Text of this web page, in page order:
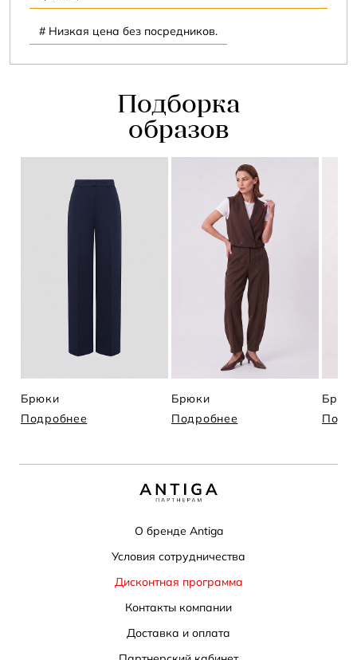
Низкая цена без посредников.
Подборка
образов
Брюки
Подробнее
Брюки
Подробнее
О бренде Antiga
Условия сотрудничества
Дисконтная программа
Контакты компании
Доставка и оплата